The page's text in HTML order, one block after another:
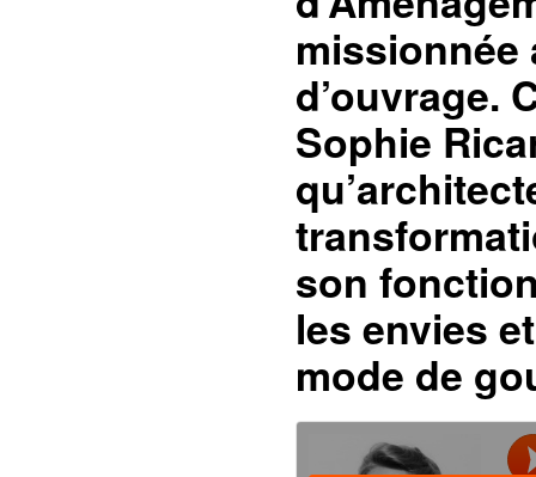
missionnée
d’ouvrage.
Sophie
son
les envies
mode de